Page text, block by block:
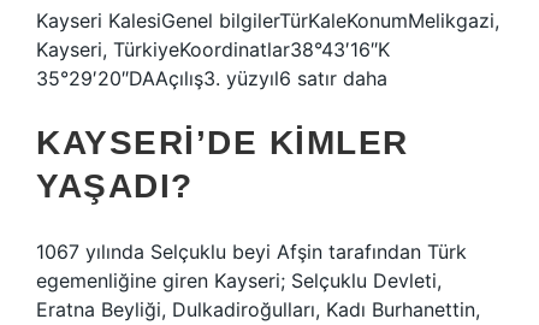
Kayseri KalesiGenel bilgilerTürKaleKonumMelikgazi,
Kayseri, TürkiyeKoordinatlar38°43′16″K
35°29′20″DAAçılış3. yüzyıl6 satır daha
KAYSERI’DE KIMLER
YAŞADI?
1067 yılında Selçuklu beyi Afşin tarafından Türk
egemenliğine giren Kayseri; Selçuklu Devleti,
Eratna Beyliği, Dulkadiroğulları, Kadı Burhanettin,